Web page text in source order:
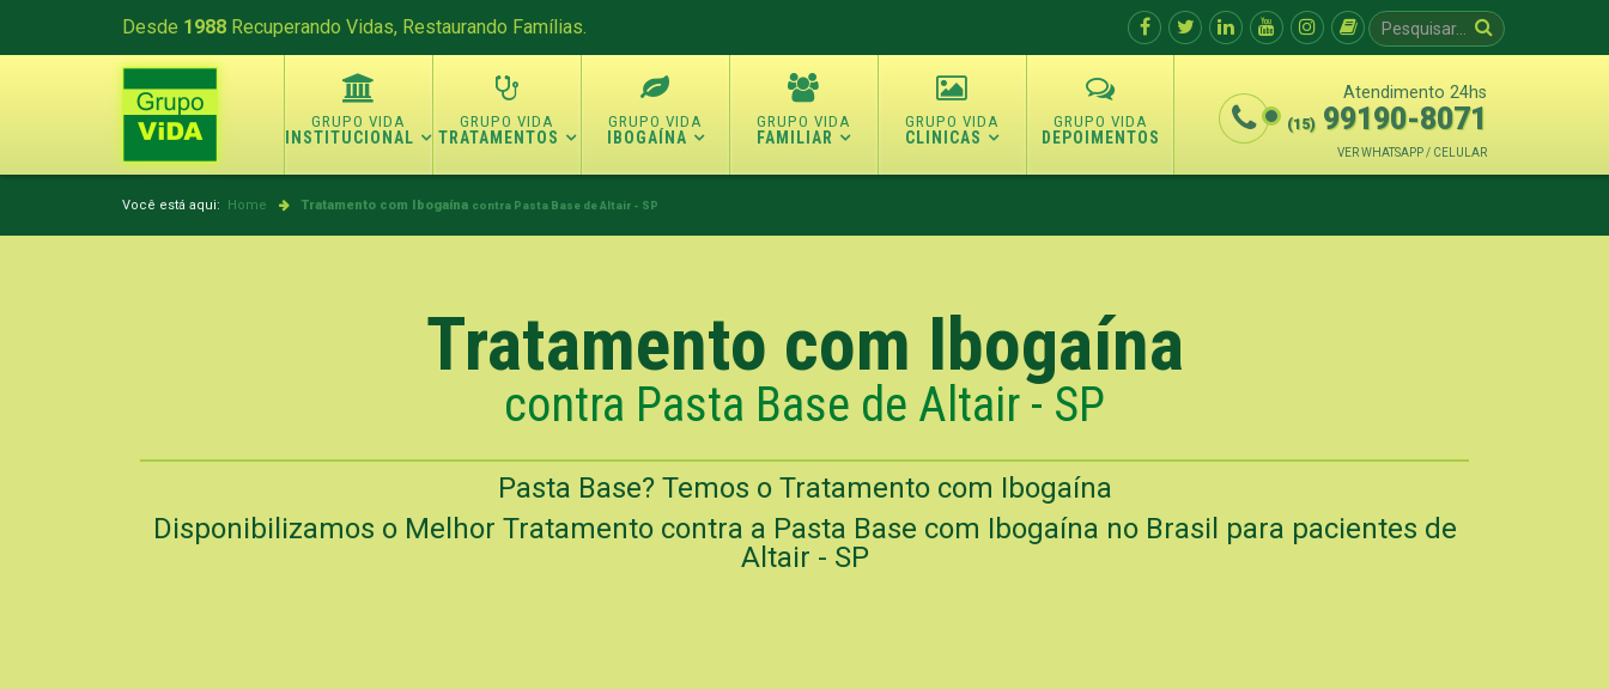
Desde 1988 Recuperando Vidas, Restaurando Famílias.
INSTITUCIONAL TRATAMENTOS IBOGAÍNA FAMILIAR CLINICAS DEPOIMENTOS
Atendimento 24hs
(15) 99190-8071
VER WHATSAPP / CELULAR
Você está aqui: Home Tratamento com Ibogaína contra Pasta Base de Altair - SP
Tratamento com Ibogaína
contra Pasta Base de Altair - SP
Pasta Base? Temos o Tratamento com Ibogaína
Disponibilizamos o Melhor Tratamento contra a Pasta Base com Ibogaína no Brasil para pacientes de
Altair - SP